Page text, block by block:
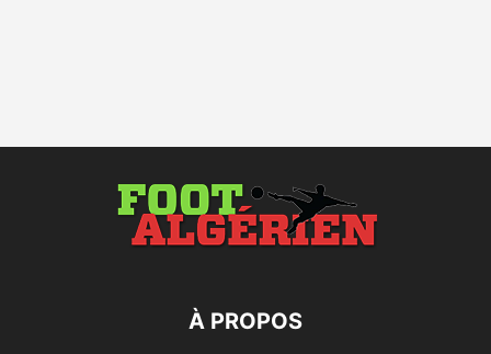
À PROPOS